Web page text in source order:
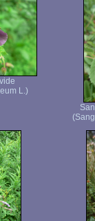
L.)